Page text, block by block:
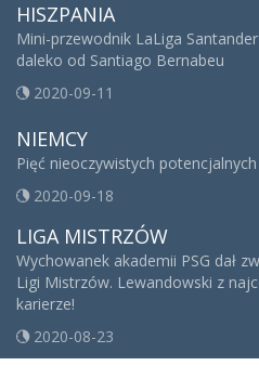
HISZPANIA
Mini-przewodnik LaLiga
daleko od Santiago Bernabeu
2020-09-11
NIEMCY
Pięć nieoczywistych
2020-09-18
LIGA MISTRZÓW
Wychowanek akademii PSG dał
Ligi Mistrzów. Lewandowski z
karierze!
2020-08-23